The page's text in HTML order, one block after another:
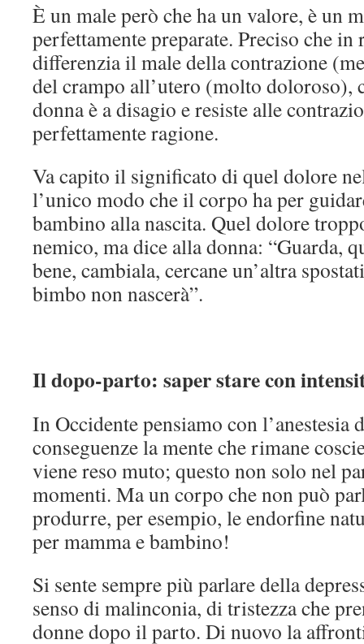
È un male però che ha un valore, è un
perfettamente preparate. Preciso che in
differenzia il male della contrazione
del crampo all’utero (molto doloroso),
donna è a disagio e resiste alle
perfettamente ragione.
Va capito il significato di quel dolore
l’unico modo che il corpo ha per
bambino alla nascita. Quel dolore
nemico, ma dice alla donna: “Guarda,
bene, cambiala, cercane un’altra
bimbo non nascerà”.
Il dopo-parto: saper stare con
In Occidente pensiamo con l’anestesia
conseguenze la mente che rimane
viene reso muto; questo non solo nel
momenti. Ma un corpo che non può
produrre, per esempio, le endorfine
per mamma e bambino!
Si sente sempre più parlare della
senso di malinconia, di tristezza che
donne dopo il parto. Di nuovo la